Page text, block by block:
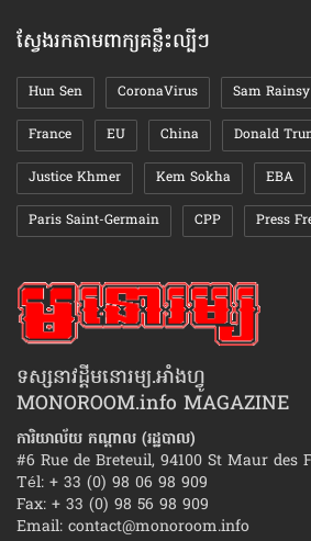
ស្វែងរកតាមពាក្យគន្លឹះល្បីៗ
Hun Sen CoronaVirus Sam Rainsy
France EU China Donald
Justice Khmer Kem Sokha EBA
Paris Saint-Germain CPP Press
ទស្សនាវដ្ដីមនោរម្យ.អាំងហ្វូ
MONOROOM.info MAGAZINE
ការិយាល័យ កណ្ដាល (រដ្ឋបាល)
#6 Rue de Breteuil, 94100 St Maur des
Tél: + 33 (0) 98 06 98 909
Fax: + 33 (0) 98 56 98 909
Email: contact@monoroom.info